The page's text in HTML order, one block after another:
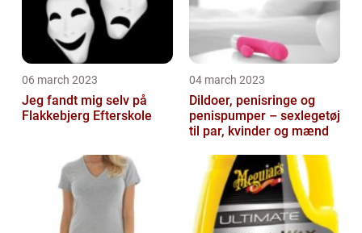
06 march 2023
Jeg fandt mig selv på
Flakkebjerg Efterskole
04 march 2023
Dildoer, penisringe og
penispumper – sexlegetøj
til par, kvinder og mænd